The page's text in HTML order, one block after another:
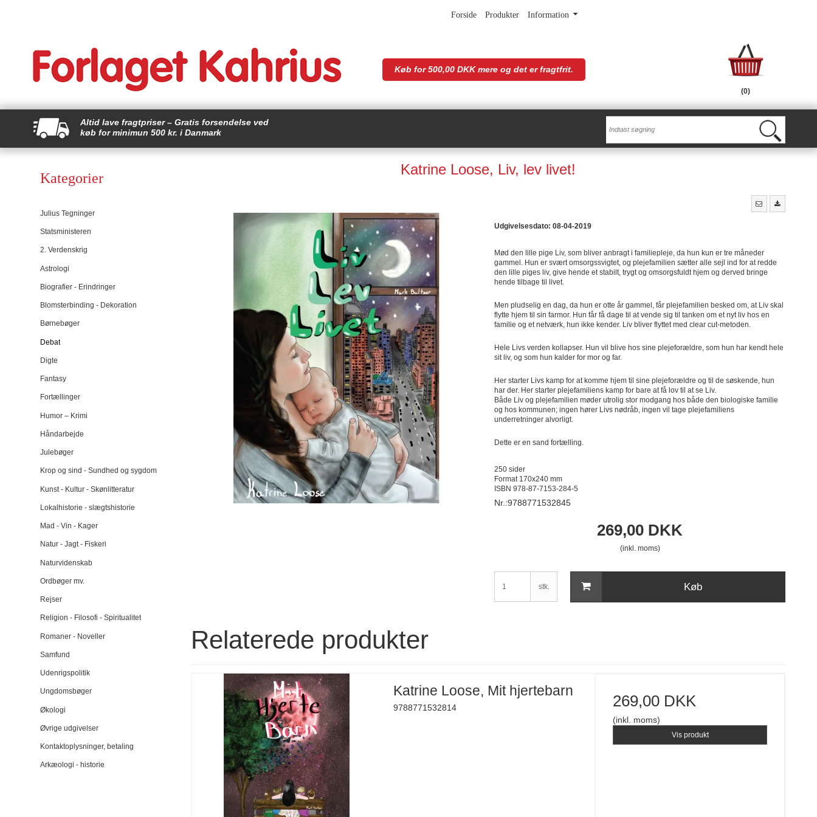
Forside Produkter Information
Køb for 500,00 DKK mere og det er fragtfrit.
(0)
Altid lave fragtpriser – Gratis forsendelse ved
køb for minimun 500 kr. i Danmark
Kategorier
Julius Tegninger
Statsministeren
2. Verdenskrig
Astrologi
Biografier - Erindringer
Blomsterbinding - Dekoration
Børnebøger
Debat
Digte
Fantasy
Fortællinger
Humor – Krimi
Håndarbejde
Julebøger
Krop og sind - Sundhed og sygdom
Kunst - Kultur - Skønlitteratur
Lokalhistorie - slægtshistorie
Mad - Vin - Kager
Natur - Jagt - Fiskeri
Naturvidenskab
Ordbøger mv.
Rejser
Religion - Filosofi - Spiritualitet
Romaner - Noveller
Samfund
Udenrigspolitik
Ungdomsbøger
Økologi
Øvrige udgivelser
Kontaktoplysninger, betaling
Arkæologi - historie
Katrine Loose, Liv, lev livet!
Udgivelsesdato: 08-04-2019
Mød den lille pige Liv, som bliver anbragt i familiepleje, da hun kun er tre måneder
gammel. Hun er svært omsorgssvigtet, og plejefamilien sætter alle sejl ind for at redde
den lille piges liv, give hende et stabilt, trygt og omsorgsfuldt hjem og derved bringe
hende tilbage til livet.
Men pludselig en dag, da hun er otte år gammel, får plejefamilien besked om, at Liv skal
flytte hjem til sin farmor. Hun får få dage til at vende sig til tanken om et nyt liv hos en
familie og et netværk, hun ikke kender. Liv bliver flyttet med clear cut-metoden.
Hele Livs verden kollapser. Hun vil blive hos sine plejeforældre, som hun har kendt hele
sit liv, og som hun kalder for mor og far.
Her starter Livs kamp for at komme hjem til sine plejeforældre og til de søskende, hun
har der. Her starter plejefamiliens kamp for bare at få lov til at se Liv.
Både Liv og plejefamilien møder utrolig stor modgang hos både den biologiske familie
og hos kommunen; ingen hører Livs nødråb, ingen vil tage plejefamiliens
underretninger alvorligt.
Dette er en sand fortælling.
250 sider
Format 170x240 mm
ISBN 978-87-7153-284-5
Nr.:9788771532845
269,00 DKK
(inkl. moms)
stk. Køb
Relaterede produkter
Katrine Loose, Mit hjertebarn
9788771532814 269,00 DKK
(inkl. moms)
Vis produkt